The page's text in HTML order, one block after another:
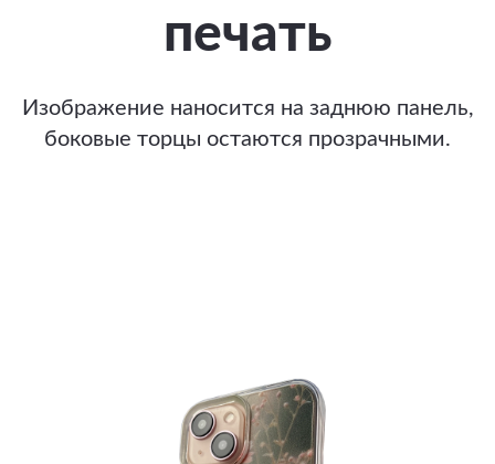
печать
Изображение наносится на заднюю панель,
боковые торцы остаются прозрачными.